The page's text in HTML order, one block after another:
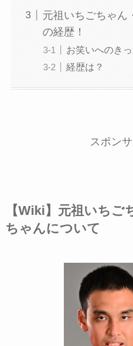
元祖いちごちゃん
の経歴！
お笑いへのき
経歴は？
スポン
【Wiki】元祖いちご
ちゃんについて